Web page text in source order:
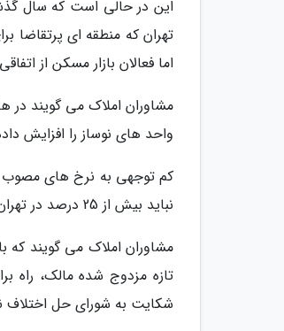
اما فعالان بازار مسکن از
مشاوران املاک می گویند در
واحد های نوساز را افزایش داده اند و
کم توجهی به نرخ های مصوب
نباید بیش از 25 درصد در تهران افزایش پیدا کند، اما کمتر صاحب خانه ای خود را پایبند به این مصوبه می داند.
مشاوران املاک می گویند
تازه مزدوج شده مالک، راه
شکایت به شورای حل اختلاف